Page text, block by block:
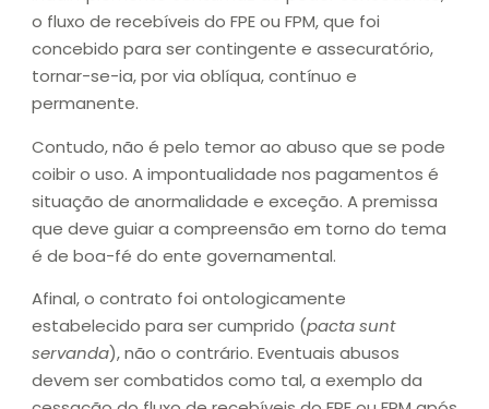
o fluxo de recebíveis do FPE ou FPM, que foi
concebido para ser contingente e assecuratório,
tornar-se-ia, por via oblíqua, contínuo e
permanente.
Contudo, não é pelo temor ao abuso que se pode
coibir o uso. A impontualidade nos pagamentos é
situação de anormalidade e exceção. A premissa
que deve guiar a compreensão em torno do tema
é de boa-fé do ente governamental.
Afinal, o contrato foi ontologicamente
estabelecido para ser cumprido (pacta sunt
servanda), não o contrário. Eventuais abusos
devem ser combatidos como tal, a exemplo da